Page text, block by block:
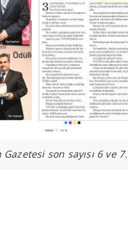
Gazetesi son sayısı 6 ve